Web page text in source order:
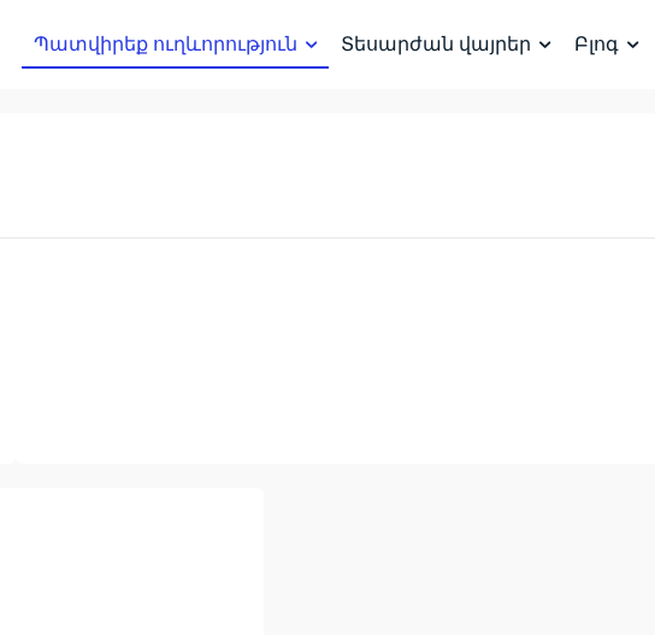
Պատվիրեք ուղևորություն Տեսարժան վայրեր Բլոգ